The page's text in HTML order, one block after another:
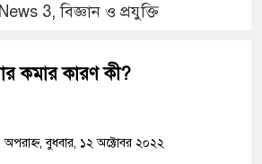
3,বিজ্ঞান ও প্রযুক্তি
কমার কারণ কী?
বুধবার, ১২ অক্টোবর ২০২২